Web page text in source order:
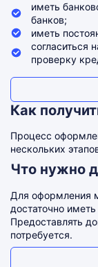
иметь
банков;
иметь
согласиться
проверку
Как
Процесс
нескольких
Что нужно
Для оформления
достаточно
Предоставлять
потребуется.